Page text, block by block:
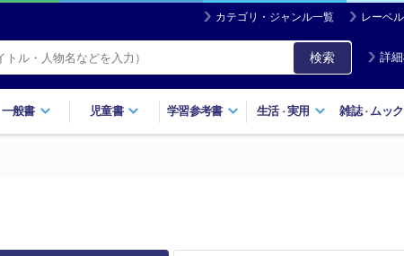
カテゴリ・ジャンル一覧 レーベ
検索 詳
一般書 児童書 学習参考書 生活・実用 雑誌・ ムック